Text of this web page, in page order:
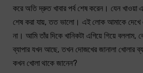
করে অতি দ্রুত খাবার পর্ব শেষ করেন। যেন
শেষ করা যায়, তত ভালো। এই লোক আমাকে দেখে
না। আমি তাঁর দিকে খানিকটা এগিয়ে গিয়ে বললাম,
ব্যাপার যখন আছে, তখন দোজখের জানালা খোলার
কখন খোলা থাকে জানেন?